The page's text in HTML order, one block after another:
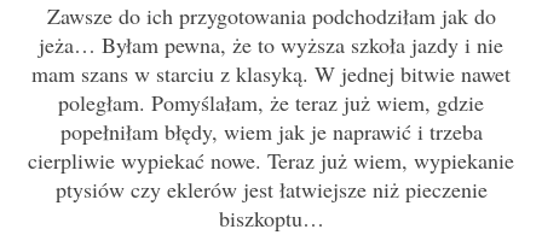
Zawsze do ich przygotowania podchodziłam jak do
jeża… Byłam pewna, że to wyższa szkoła jazdy i nie
mam szans w starciu z klasyką. W jednej bitwie nawet
poległam. Pomyślałam, że teraz już wiem, gdzie
popełniłam błędy, wiem jak je naprawić i trzeba
cierpliwie wypiekać nowe. Teraz już wiem, wypiekanie
ptysiów czy eklerów jest łatwiejsze niż pieczenie
biszkoptu…